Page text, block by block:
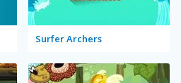
Surfer Archers